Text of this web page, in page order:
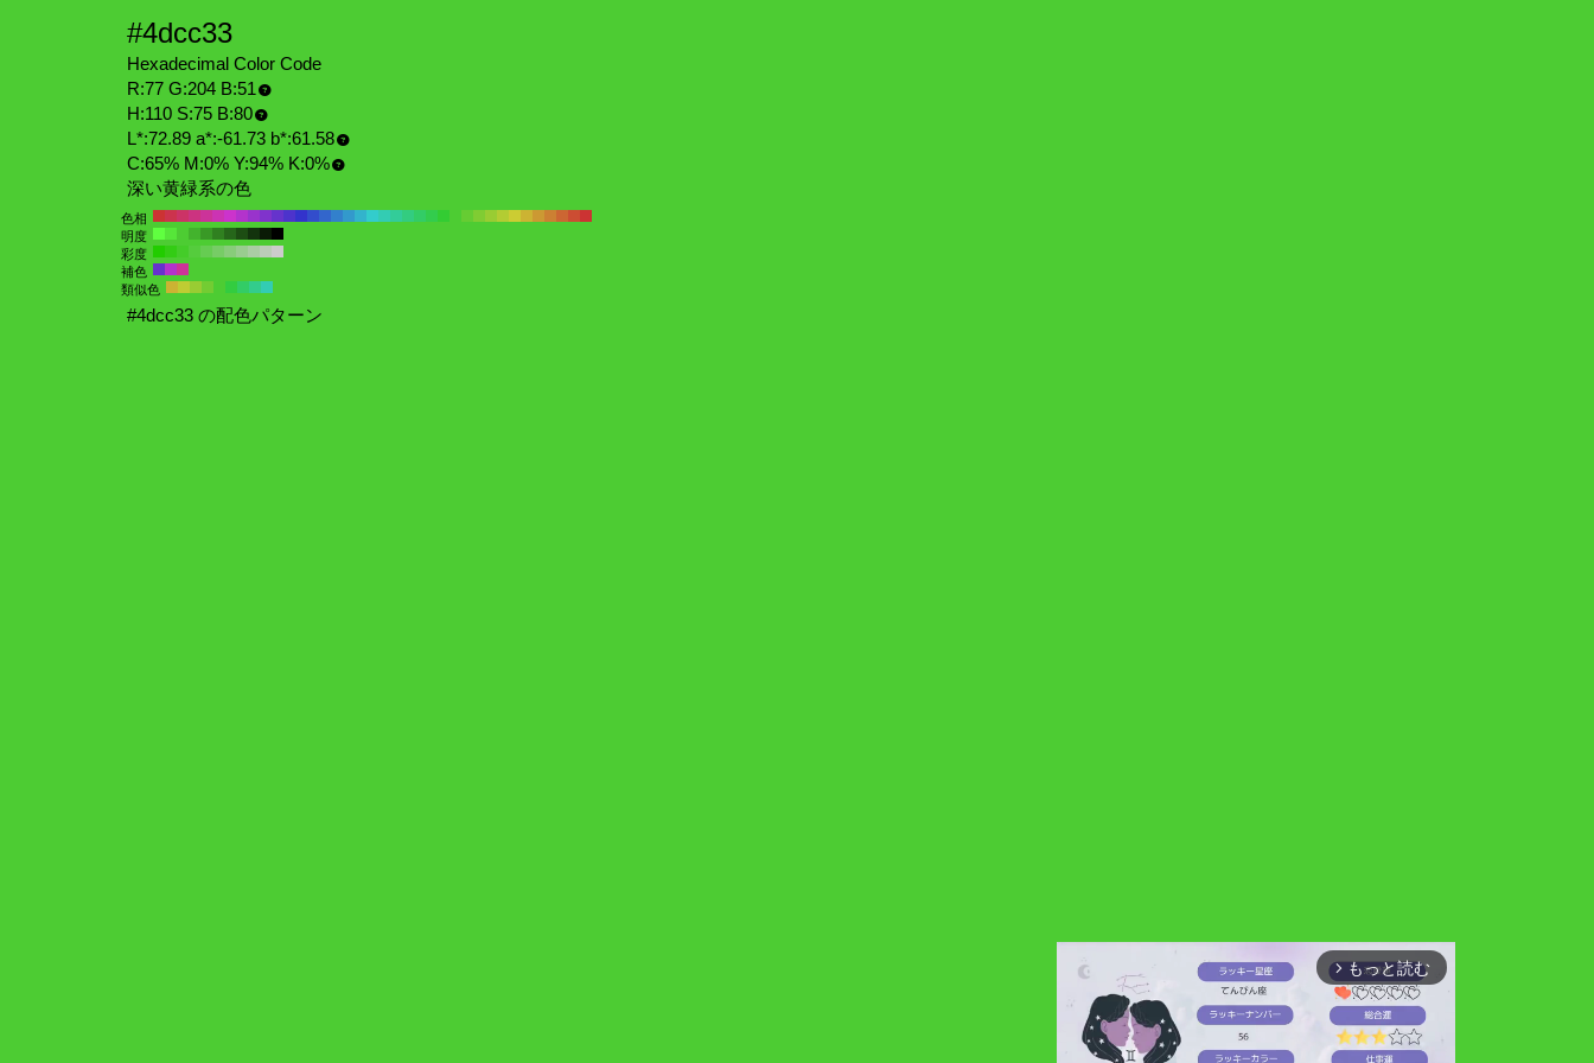
#4dcc33
Hexadecimal Color Code
R:77 G:204 B:51
H:110 S:75 B:80
L*:72.89 a*:-61.73 b*:61.58
C:65% M:0% Y:94% K:0%
深い黄緑系の色
色相
明度
彩度
補色
類似色
#4dcc33 の配色パターン
arrow_forward_ios もっと読む